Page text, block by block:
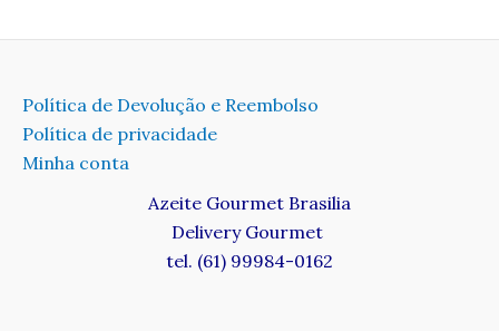
Política de Devolução e Reembolso
Política de privacidade
Minha conta
Azeite Gourmet Brasilia
Delivery Gourmet
tel. (61) 99984-0162